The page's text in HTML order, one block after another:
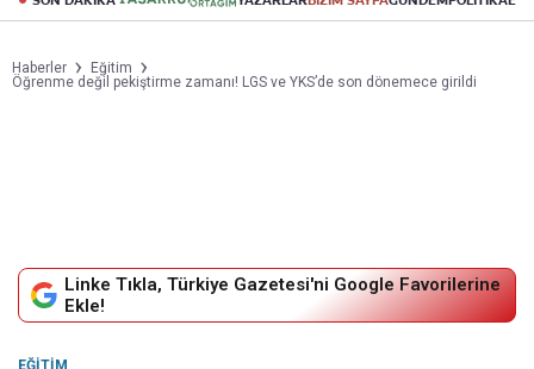
Haberler
Eğitim
Öğrenme değil pekiştirme zamanı! LGS ve YKS’de son dönemece girildi
Linke Tıkla, Türkiye Gazetesi'ni Google Favorilerine
Ekle!
EĞITIM